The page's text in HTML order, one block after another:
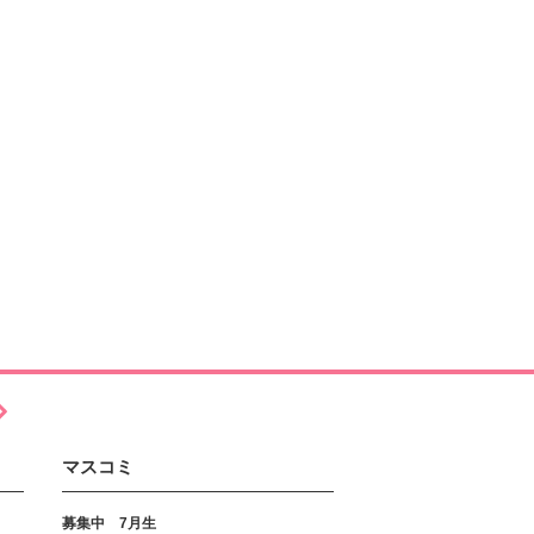
マスコミ
募集中 7月生